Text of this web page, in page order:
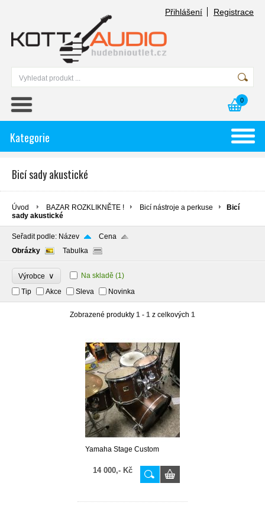
Přihlášení Registrace
0
Kategorie
Bicí sady akustické
Úvod BAZAR ROZKLIKNĚTE ! Bicí nástroje a perkuse
Bicí
sady akustické
Seřadit podle: Název
Cena
Obrázky
Tabulka
Výrobce ∨ Na skladě (1)
Tip
Akce Sleva Novinka
Zobrazené produkty 1 - 1 z celkových 1
Yamaha Stage Custom
14 000,- Kč